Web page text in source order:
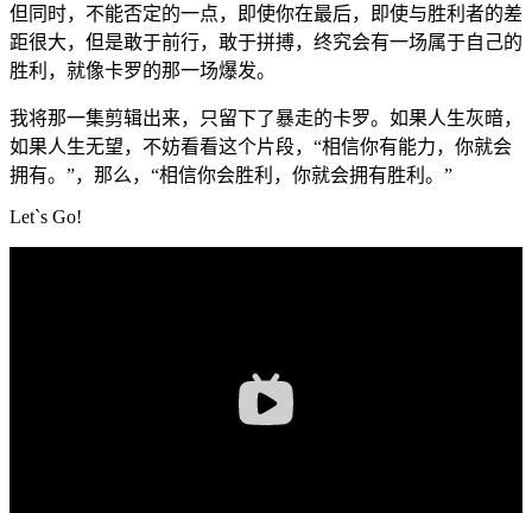
但同时，不能否定的一点，即使你在最后，即使与胜利者的差
距很大，但是敢于前行，敢于拼搏，终究会有一场属于自己的
胜利，就像卡罗的那一场爆发。
我将那一集剪辑出来，只留下了暴走的卡罗。如果人生灰暗，
如果人生无望，不妨看看这个片段，“相信你有能力，你就会
拥有。”，那么，“相信你会胜利，你就会拥有胜利。”
Let`s Go!